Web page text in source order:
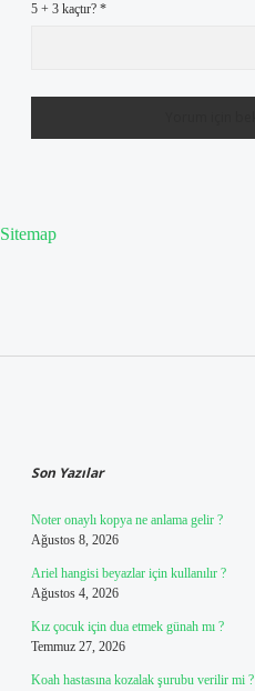
5 + 3 kaçtır? *
Sitemap
Son Yazılar
Noter onaylı kopya ne anlama gelir ?
Ağustos 8, 2026
Ariel hangisi beyazlar için kullanılır ?
Ağustos 4, 2026
Kız çocuk için dua etmek günah mı ?
Temmuz 27, 2026
Koah hastasına kozalak şurubu verilir mi ?